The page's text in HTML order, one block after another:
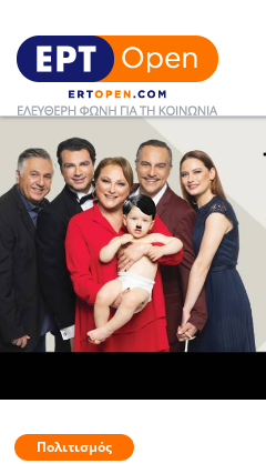
Ειδήσεις
Ελλάδα
Κοινωνία
Πολιτική
Πολιτισμός